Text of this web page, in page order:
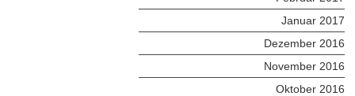
Januar 2017
Dezember 2016
November 2016
Oktober 2016